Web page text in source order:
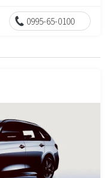
0995-65-0100